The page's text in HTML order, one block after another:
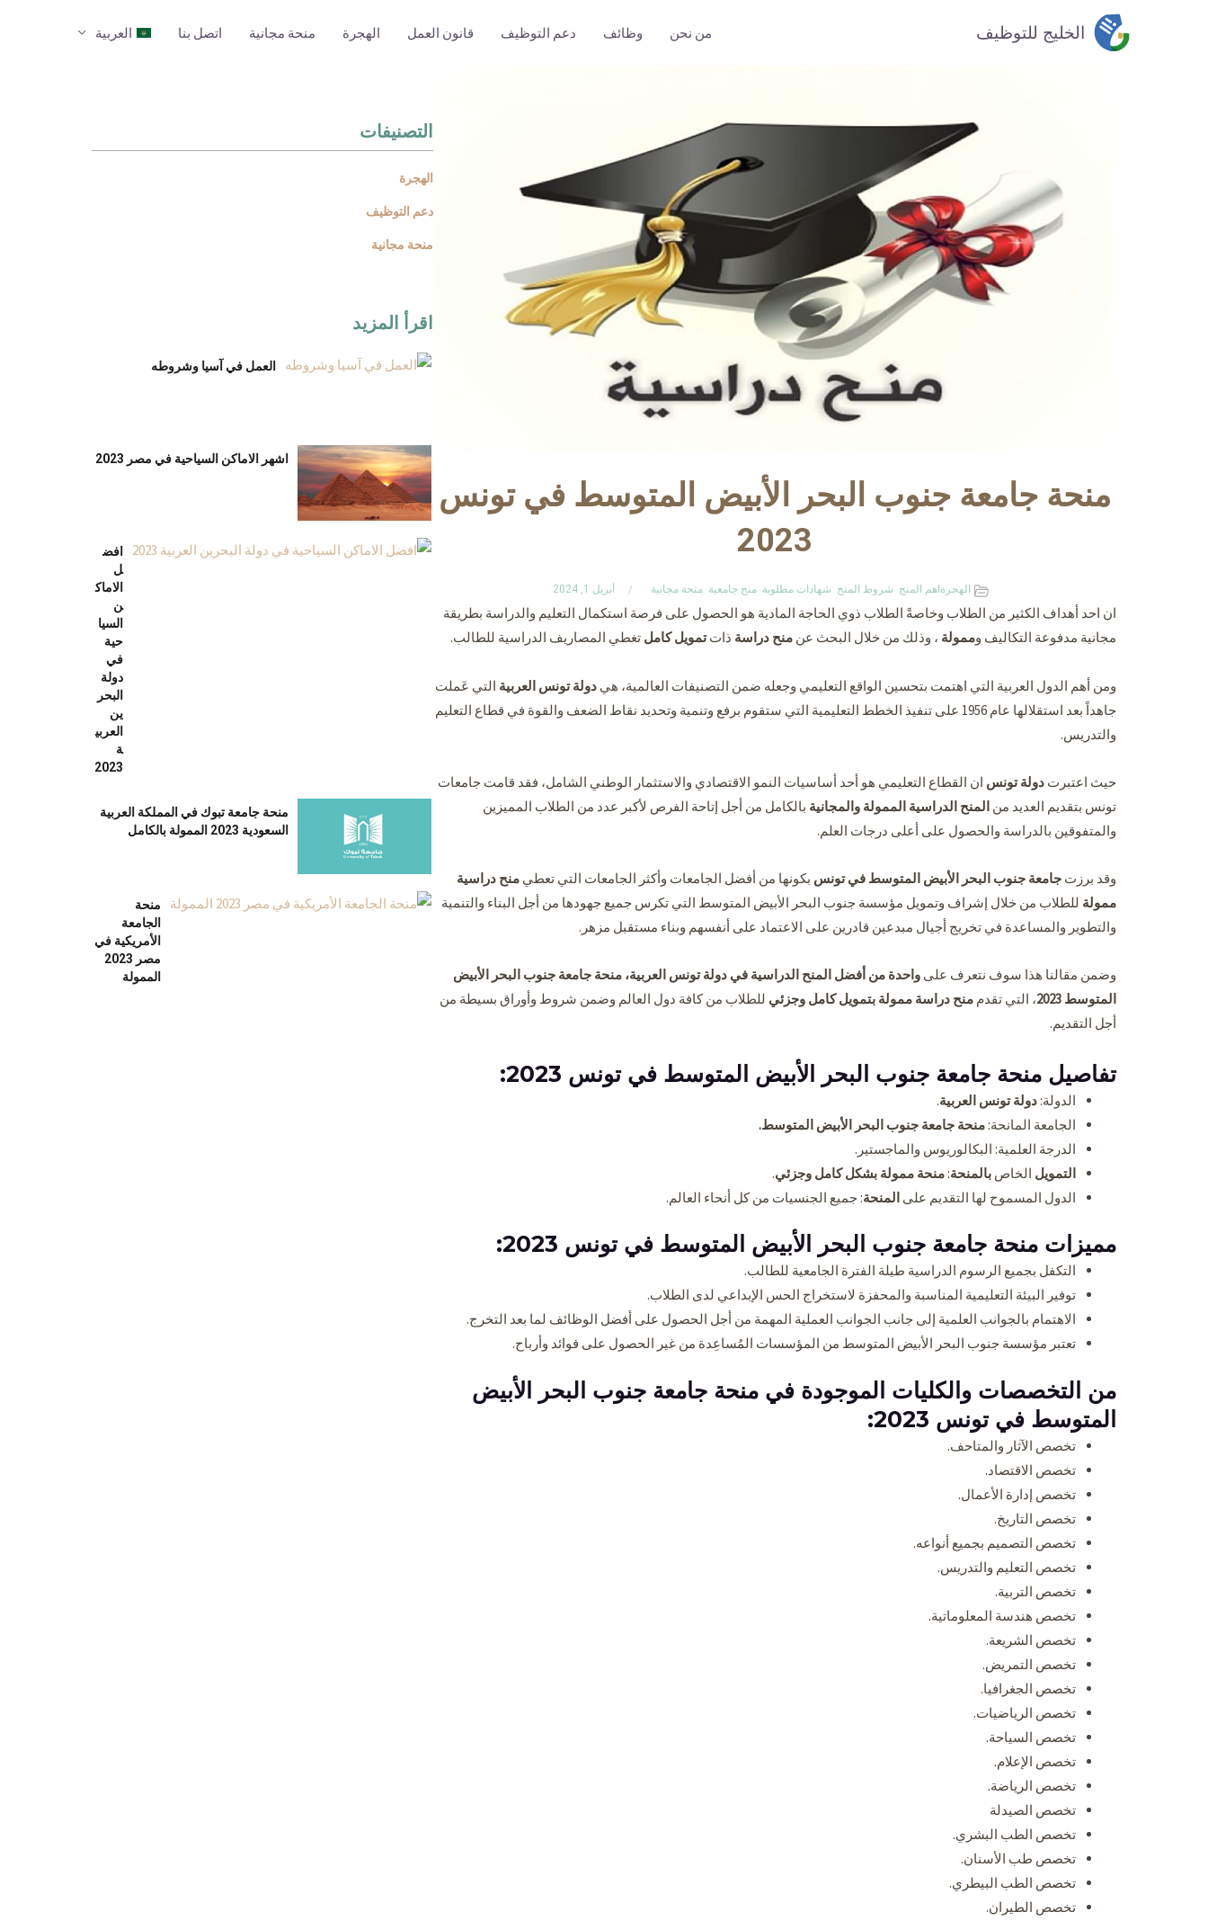
الخليج للتوظيف من نحن وظائف دعم التوظيف قانون العمل الهجرة منحة مجانية اتصل بنا العربية
منحة جامعة جنوب البحر الأبيض المتوسط في تونس
2023
الهجرةاهم المنح شروط المنح شهادات مطلوبة منح جامعية منحة مجانية أبريل 1, 2024
ان احد أهداف الكثير من الطلاب وخاصةً الطلاب ذوي الحاجة المادية هو الحصول على فرصة استكمال التعليم والدراسة بطريقة
مجانية مدفوعة التكاليف وممولة ، وذلك من خلال البحث عن منح دراسة ذاتتمويل كامل تغطي المصاريف الدراسية للطالب.
ومن أهم الدول العربية التي اهتمت بتحسين الواقع التعليمي وجعله ضمن التصنيفات العالمية، هي دولة تونس العربية التي عَملت
جاهداً بعد استقلالها عام 1956 على تنفيذ الخطط التعليمية التي ستقوم برفع وتنمية وتحديد نقاط الضعف والقوة في قطاع التعليم
والتدريس.
حيث اعتبرت دولة تونس ان القطاع التعليمي هو أحد أساسيات النمو الاقتصادي والاستثمار الوطني الشامل، فقد قامت جامعات
تونس بتقديم العديد من المنح الدراسية الممولة والمجانية بالكامل من أجل إتاحة الفرص لأكبر عدد من الطلاب المميزين
والمتفوقين بالدراسة والحصول على أعلى درجات العلم.
وقد برزت جامعة جنوب البحر الأبيض المتوسط في تونس بكونها من أفضل الجامعات وأكثر الجامعات التي تعطي منح دراسية
ممولة للطلاب من خلال إشراف وتمويل مؤسسة جنوب البحر الأبيض المتوسط التي تكرس جميع جهودها من أجل البناء والتنمية
والتطوير والمساعدة في تخريج أجيال مبدعين قادرين على الاعتماد على أنفسهم وبناء مستقبل مزهر.
وضمن مقالنا هذا سوف نتعرف على واحدة من أفضل المنح الدراسية في دولة تونس العربية، منحة جامعة جنوب البحر الأبيض
المتوسط 2023
، التي تقدم منح دراسة ممولة بتمويل كامل وجزئي للطلاب من كافة دول العالم وضمن شروط وأوراق بسيطة من
أجل التقديم.
تفاصيل منحة جامعة جنوب البحر الأبيض المتوسط في تونس 2023:
الدولة: دولة تونس العربية.
الجامعة المانحة: منحة جامعة جنوب البحر الأبيض المتوسط.
الدرجة العلمية: البكالوريوس والماجستير.
التمويل الخاص بالمنحة: منحة ممولة بشكل كامل وجزئي.
الدول المسموح لها التقديم على المنحة: جميع الجنسيات من كل أنحاء العالم.
مميزات منحة جامعة جنوب البحر الأبيض المتوسط في تونس 2023:
التكفل بجميع الرسوم الدراسية طيلة الفترة الجامعية للطالب.
توفير البيئة التعليمية المناسبة والمحفزة لاستخراج الحس الإبداعي لدى الطلاب.
الاهتمام بالجوانب العلمية إلى جانب الجوانب العملية المهمة من أجل الحصول على أفضل الوظائف لما بعد التخرج.
تعتبر مؤسسة جنوب البحر الأبيض المتوسط من المؤسسات المُساعِدة من غير الحصول على فوائد وأرباح.
من التخصصات والكليات الموجودة في منحة جامعة جنوب البحر الأبيض
المتوسط في تونس 2023:
تخصص الآثار والمتاحف.
تخصص الاقتصاد.
تخصص إدارة الأعمال.
تخصص التاريخ.
تخصص التصميم بجميع أنواعه.
تخصص التعليم والتدريس.
تخصص التربية.
تخصص هندسة المعلوماتية.
تخصص الشريعة.
تخصص التمريض.
تخصص الجغرافيا.
تخصص الرياضيات.
تخصص السياحة.
تخصص الإعلام.
تخصص الرياضة.
تخصص الصيدلة
تخصص الطب البشري.
تخصص طب الأسنان.
تخصص الطب البيطري.
تخصص الطيران.
التصنيفات
الهجرة
دعم التوظيف
منحة مجانية
اقرأ المزيد
العمل في آسيا وشروطه
اشهر الاماكن السياحية في مصر 2023
افض
ل
الاماك
ن
السيا
حية
في
دولة
البحر
ين
العربي
ة
2023
منحة جامعة تبوك في المملكة العربية
السعودية 2023 الممولة بالكامل
منحة
الجامعة
الأمريكية في
مصر 2023
الممولة